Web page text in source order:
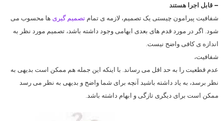
– قابل اجرا هستند
شفافیت پیرامون چیستی یک تصمیم، لازمه ی تمام تصمیم گیریها محسوب می
شود. اگر در مورد قدم های بعدی ابهامی وجود داشته باشد، تصمیم مورد نظر به
اندازه ی کافی واضح نیست.
شفافیت،
عدم قطعیت را به حد اقل می رساند. با اینکه این جمله هم ممکن است بدیهی به
نظر برسد، به یاد داشته باشید آنچه برای شما واضح و بدیهی به نظر می رسد
ممکن است برای دیگری تازگی و ابهام داشته باشد.